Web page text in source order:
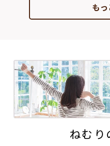
ねむり
眠りのプロ「スリープマ